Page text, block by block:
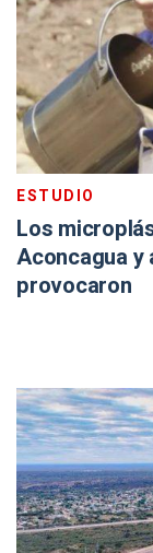
ESTUDIO
Los
Aconcagua y
provocaron